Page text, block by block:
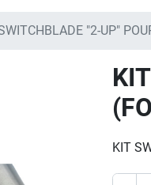
"2-UP"
KIT